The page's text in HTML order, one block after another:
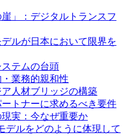
」：デジタルトランスフ
ルが日本において限界を
テムの台頭
業務的親和性
人材ブリッジの構築
トナーに求めるべき要件
実：今なぜ重要か
デルをどのように体現して